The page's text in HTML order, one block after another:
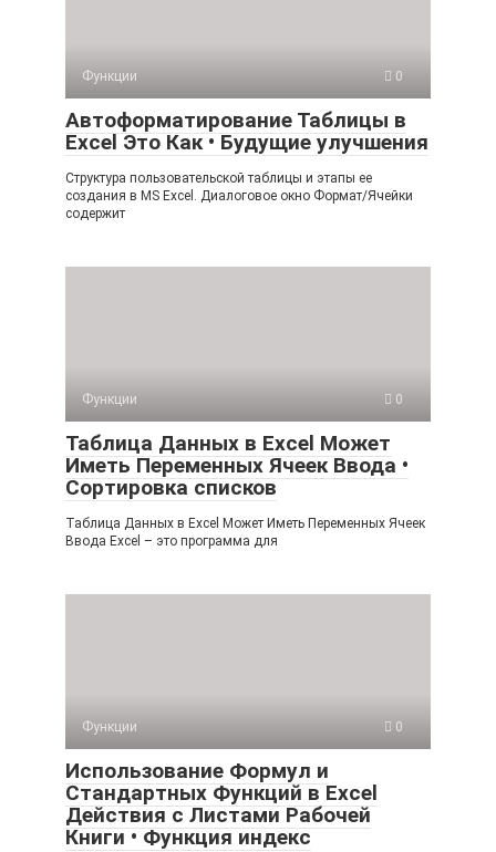
Функции 0
Автоформатирование Таблицы в
Excel Это Как • Будущие улучшения
Структура пользовательской таблицы и этапы ее
создания в MS Excel. Диалоговое окно Формат/Ячейки
содержит
Функции 0
Таблица Данных в Excel Может
Иметь Переменных Ячеек Ввода •
Сортировка списков
Таблица Данных в Excel Может Иметь Переменных Ячеек
Ввода Excel – это программа для
Функции 0
Использование Формул и
Стандартных Функций в Excel
Действия с Листами Рабочей
Книги • Функция индекс